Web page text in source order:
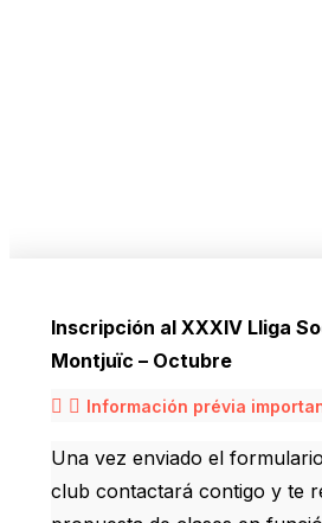
Inscripción al XXXIV Lliga
Montjuïc – Octubre
Información prévia
Una vez enviado el
club contactará contigo y te